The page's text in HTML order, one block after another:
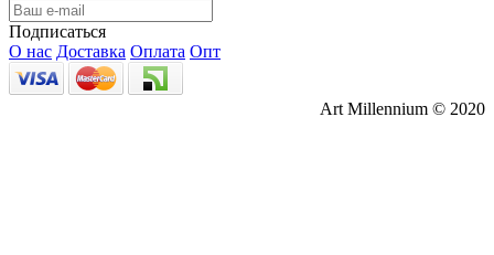
Подписаться
О нас Доставка Оплата Опт
Art Millennium © 2020